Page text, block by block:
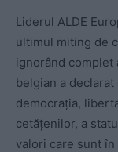
Liderul ALDE
ultimul miting de
ignorând complet
belgian a
democraţia,
cetăţenilor, a
valori care sunt